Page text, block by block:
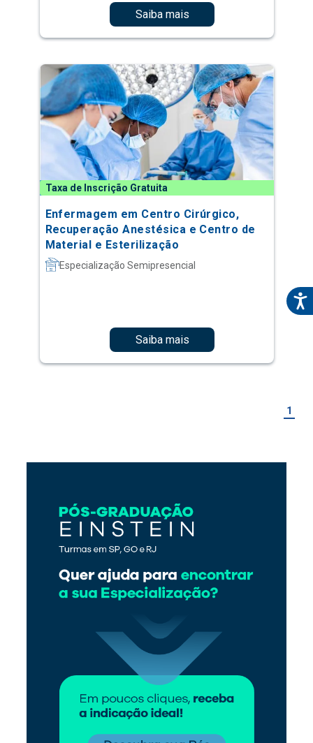
Saiba mais
Taxa de Inscrição Gratuita
Enfermagem em Centro Cirúrgico,
Recuperação Anestésica e Centro de
Material e Esterilização
Especialização Semipresencial
Saiba mais
1